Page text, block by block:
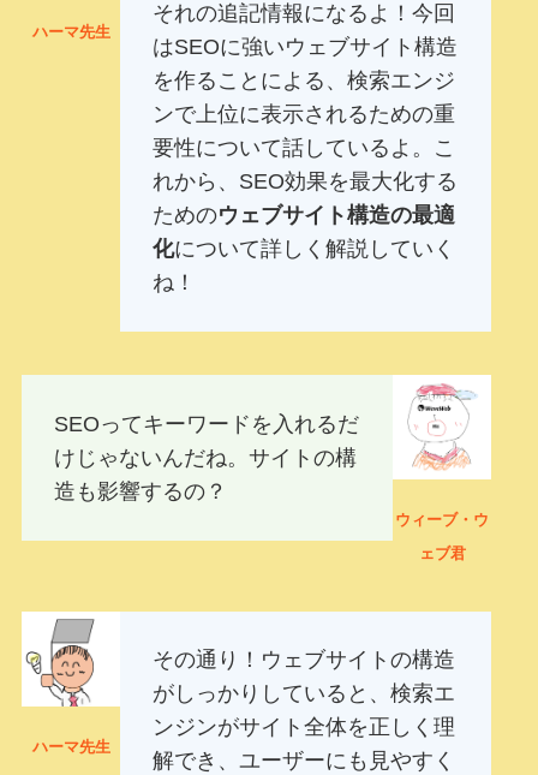
ハーマ先生
それの追記情報になるよ！今回
はSEOに強いウェブサイト構造
を作ることによる、検索エンジ
ンで上位に表示されるための重
要性について話しているよ。こ
れから、SEO効果を最大化する
ためのウェブサイト構造の最適
化について詳しく解説していく
ね！
SEOってキーワードを入れるだ
けじゃないんだね。サイトの構
造も影響するの？
ウィーブ・ウ
ェブ君
ハーマ先生
その通り！ウェブサイトの構造
がしっかりしていると、検索エ
ンジンがサイト全体を正しく理
解でき、ユーザーにも見やすく